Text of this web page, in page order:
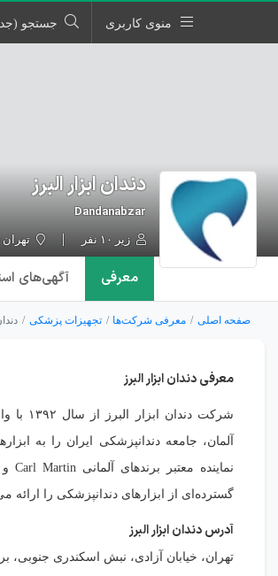
منوی کاربری جستجو
دندان ابزار البرز
Dandanabzar
زیر ۱۰ نفر تهران
معرفی آگهی‌های
صفحه اصلی معرفی شرکت‌ها تجهیزات پزشکی
معرفی دندان ابزار البرز
شرکت
آلمان، جامعه دندانپزشکی ایران را به
گسترده‌ای از ابزارهای دندانپزشکی را ارائه
آدرس دندان ابزار البرز
تهران، خیابان آزادی، نبش اسکندری جنوبی، برج